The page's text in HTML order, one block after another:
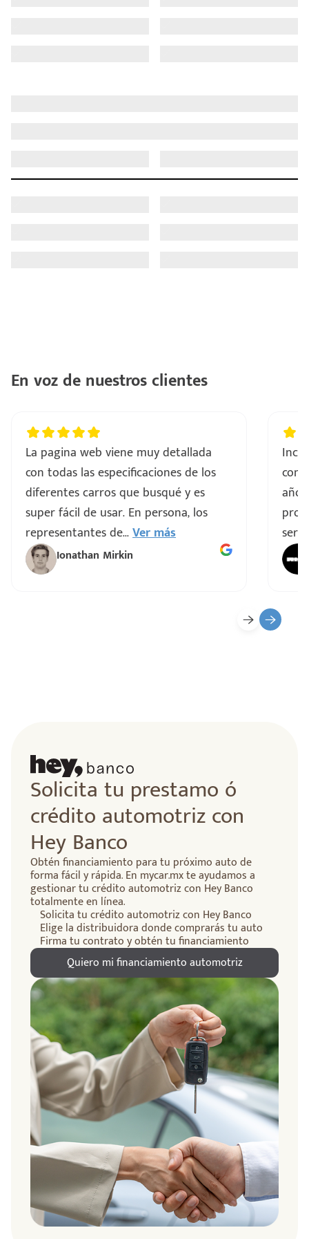
En voz de nuestros clientes
La pagina web viene muy detallada
con todas las especificaciones de los
diferentes carros que busqué y es
super fácil de usar. En persona, los
representantes de...Ver más
Ionathan Mirkin
Solicita tu prestamo ó
crédito automotriz con
Hey Banco
Obtén financiamiento para tu próximo auto de
forma fácil y rápida. En mycar.mx te ayudamos a
gestionar tu crédito automotriz con Hey Banco
totalmente en línea.
Solicita tu crédito automotriz con Hey Banco
Elige la distribuidora donde comprarás tu auto
Firma tu contrato y obtén tu financiamiento
Quiero mi financiamiento automotriz